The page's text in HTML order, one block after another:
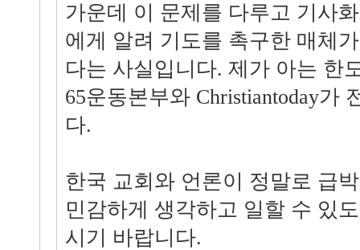
가운데 이 문제를 다루고 기사
에게 알려 기도를 촉구한 매체
다는 사실입니다. 제가 아는 한
65운동본부와 Christiantoday가
다.
한국 교회와 언론이 정말로 급
민감하게 생각하고 일할 수 있
시기 바랍니다.